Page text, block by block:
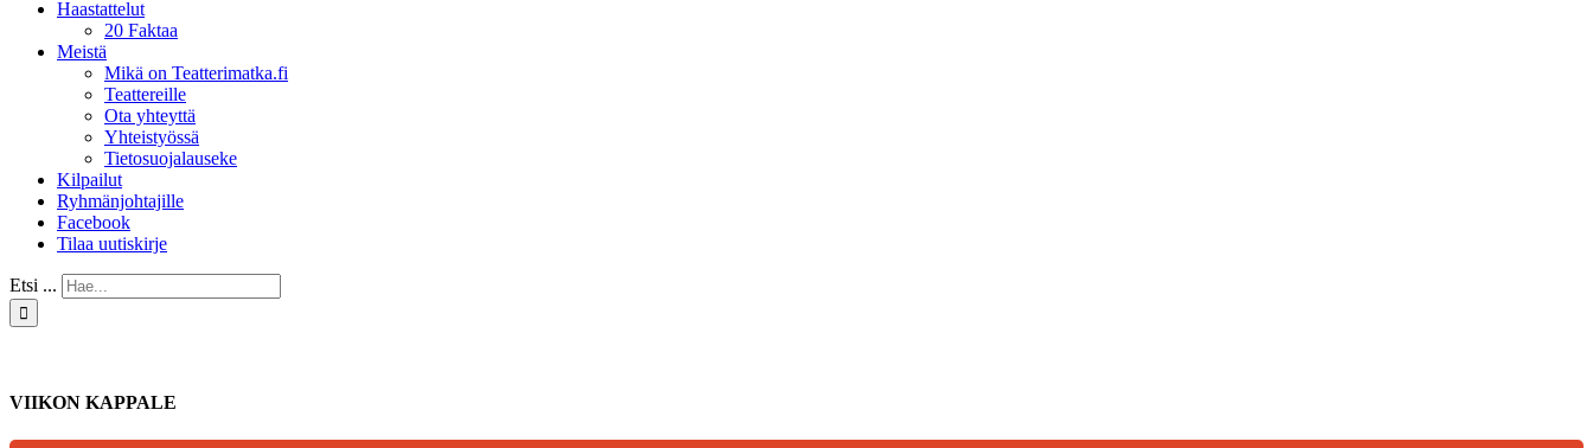
Haastattelut
20 Faktaa
Meistä
Mikä on Teatterimatka.fi
Teattereille
Ota yhteyttä
Yhteistyössä
Tietosuojalauseke
Kilpailut
Ryhmänjohtajille
Facebook
Tilaa uutiskirje
Etsi ...
VIIKON KAPPALE